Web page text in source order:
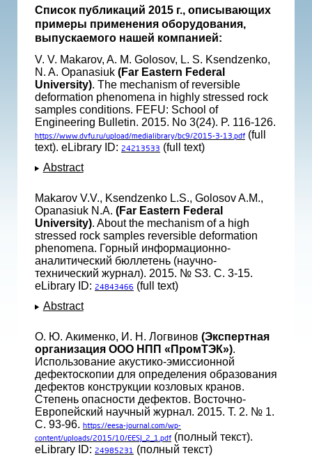
Список публикаций 2015 г., описывающих
примеры применения оборудования,
выпускаемого нашей компанией:
V. V. Makarov, A. M. Golosov, L. S. Ksendzenko,
N. A. Opanasiuk (Far Eastern Federal
University). The mechanism of reversible
deformation phenomena in highly stressed rock
samples conditions. FEFU: School of
Engineering Bulletin. 2015. No 3(24). P. 116-126.
https://www.dvfu.ru/upload/medialibrary/bc9/2015-3-13.pdf (full
text). eLibrary ID: 24213533 (full text)
Abstract
Makarov V.V., Ksendzenko L.S., Golosov A.M.,
Opanasiuk N.A. (Far Eastern Federal
University). About the mechanism of a high
stressed rock samples reversible deformation
phenomena. Горный информационно-
аналитический бюллетень (научно-
технический журнал). 2015. № S3. С. 3-15.
eLibrary ID: 24843466 (full text)
Abstract
О. Ю. Акименко, И. Н. Логвинов (Экспертная
организация ООО НПП «ПромТЭК»).
Использование акустико-эмиссионной
дефектоскопии для определения образования
дефектов конструкции козловых кранов.
Степень опасности дефектов. Восточно-
Европейский научный журнал. 2015. Т. 2. № 1.
С. 93-96. https://eesa-journal.com/wp-
content/uploads/2015/10/EESJ_2_1.pdf (полный текст).
eLibrary ID: 24985231 (полный текст)